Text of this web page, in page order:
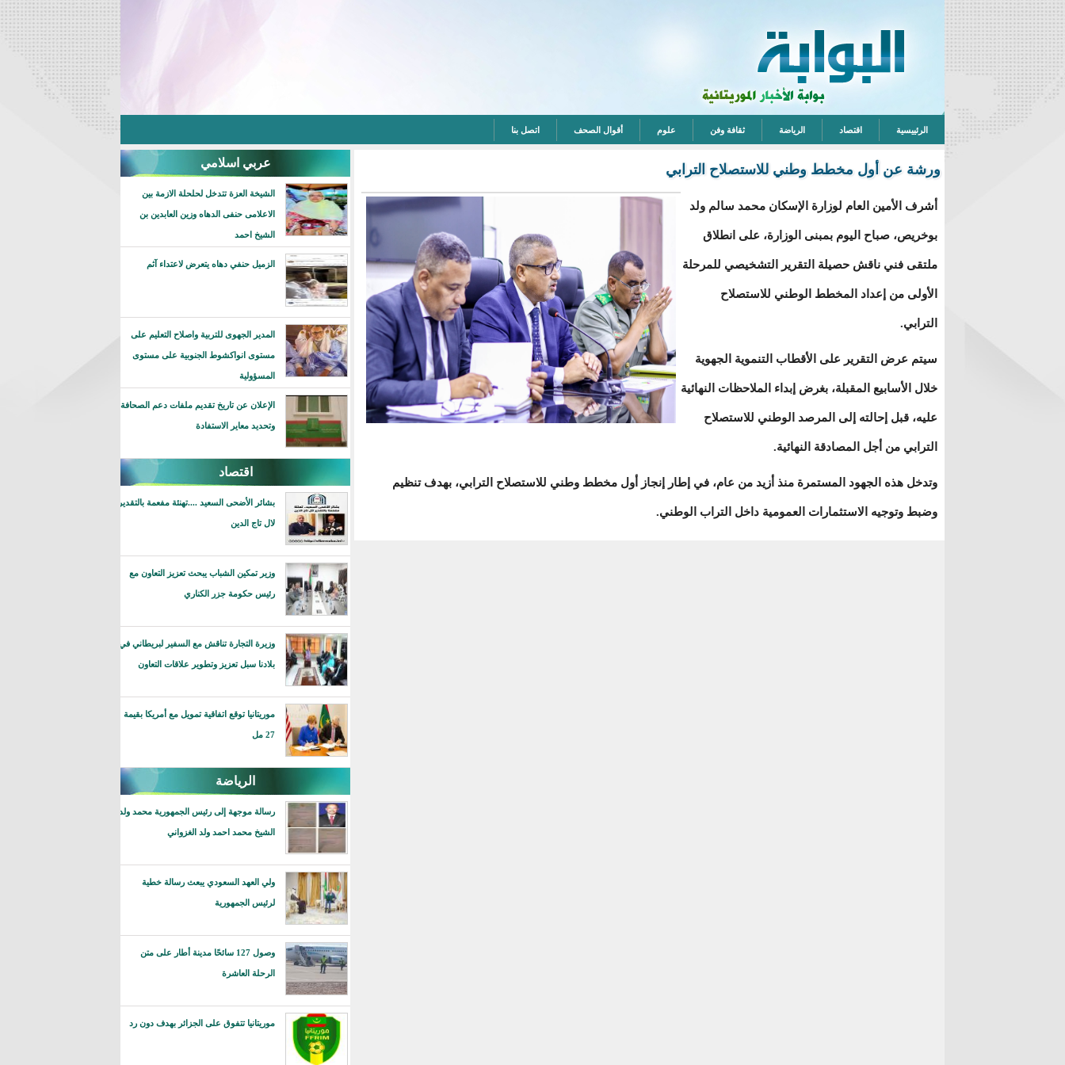
الرئييسية اقتصاد الرياضة ثقافة وفن علوم أقوال الصحف اتصل بنا
ورشة عن أول مخطط وطني للاستصلاح الترابي
أشرف الأمين العام لوزارة الإسكان محمد سالم ولد
بوخريص، صباح اليوم بمبنى الوزارة، على انطلاق
ملتقى فني ناقش حصيلة التقرير التشخيصي للمرحلة
الأولى من إعداد المخطط الوطني للاستصلاح
الترابي.
سيتم عرض التقرير على الأقطاب التنموية الجهوية
خلال الأسابيع المقبلة، بغرض إبداء الملاحظات النهائية
عليه، قبل إحالته إلى المرصد الوطني للاستصلاح
الترابي من أجل المصادقة النهائية.
وتدخل هذه الجهود المستمرة منذ أزيد من عام، في إطار إنجاز أول مخطط وطني للاستصلاح الترابي، بهدف تنظيم
وضبط وتوجيه الاستثمارات العمومية داخل التراب الوطني.
عربي اسلامي
الشيخة العزة تتدخل لحلحلة الازمة بين
الاعلامى حنفى الدهاه وزين العابدين بن
الشيخ احمد
الزميل حنفي دهاه يتعرض لاعتداء آثم
المدير الجهوى للتربية واصلاح التعليم على
مستوى انواكشوط الجنوبية على مستوى
المسؤولية
الإعلان عن تاريخ تقديم ملفات دعم الصحافة
وتحديد معاير الاستفادة
اقتصاد
بشائر الأضحى السعيد ....تهنئة مفعمة بالتقدير
لال تاج الدين
وزير تمكين الشباب يبحث تعزيز التعاون مع
رئيس حكومة جزر الكناري
وزيرة التجارة تناقش مع السفير لبريطاني في
بلادنا سبل تعزيز وتطوير علاقات التعاون
موريتانيا توقع اتفاقية تمويل مع أمريكا بقيمة
27 مل
الرياضة
رسالة موجهة إلى رئيس الجمهورية محمد ولد
الشيخ محمد احمد ولد الغزواني
ولي العهد السعودي يبعث رسالة خطية
لرئيس الجمهورية
وصول 127 سائحًا مدينة أطار على متن
الرحلة العاشرة
موريتانيا تتفوق على الجزائر بهدف دون رد